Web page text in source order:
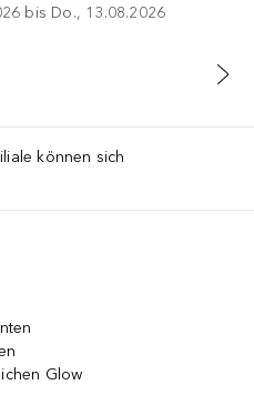
bis Do., 13.08.2026
können sich
Glow